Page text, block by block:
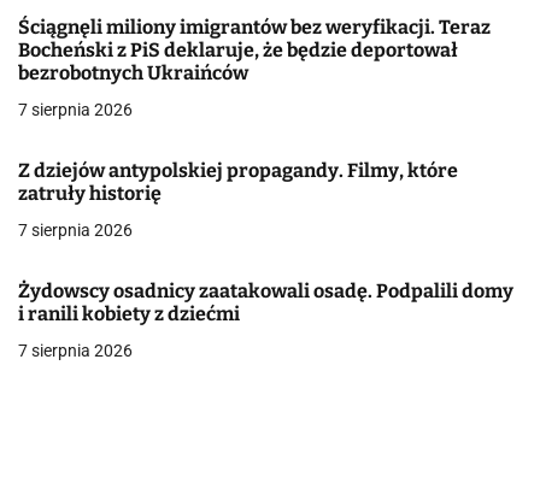
a
c
j
a
w
i
s
Ściągnęli miliony imigrantów bez weryfikacji. Teraz
Bocheński z PiS deklaruje, że będzie deportował
bezrobotnych Ukraińców
7 sierpnia 2026
Z dziejów antypolskiej propagandy. Filmy, które
zatruły historię
7 sierpnia 2026
Żydowscy osadnicy zaatakowali osadę. Podpalili domy
i ranili kobiety z dziećmi
7 sierpnia 2026